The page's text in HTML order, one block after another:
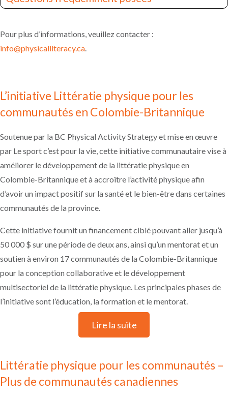
communautés?
Le programme Littératie physique pour les
communautés est un cadre d’orientation unique dont
Pourquoi Littératie physique pour les communautés
serait-elle bénéfique pour ma communauté?
Le programme Littératie physique pour les
communautés agit comme un catalyseur pour relier
permet d’améliorer les niveaux d’activité physique et
de santé au sein de la communauté.
Que devons-nous mettre en place ou établir pour
assurer la mise en œuvre de la littératie physique au
sein de notre communauté?
Un groupe de travail intersectoriel sur la littératie
pour les communautés qui représente les cinq
principaux secteurs de la santé, du sport, des loisirs et
des organismes communautaires, de l’éducation et
PLAYGroups ou équivalents. Il existe également des
groupes de travail sectoriels qui s’occupent de la
promotion de la littératie physique au sein de leur
secteur spécifique, ainsi que des groupes de travail
planification, une vision et un engagement à long
terme.
Qui compose le groupe de travail intersectoriel sur la
littératie physique pour les communautés?
Le groupe de travail sur la littératie physique pour les
communautés est composé de champions
communautaires qui s’investissent dans le domaine de
la littératie physique. Le document (
aperçu des membres clés qui doivent s’asseoir à la
table. Les capacités de chaque communauté varient
selon les secteurs, mais il est important d’avoir 2 à 3
représentants par secteur (soit 10 à 15 personnes au
Pour plus d’informations, veuillez contacter :
info@physicalliteracy.ca
L’initiative Littératie physique pour les
communautés en Colombie-Britannique
Soutenue par la BC Physical Activity Strategy et mise en œuvre
par Le sport c’est pour la vie, cette initiative communautaire vise à
améliorer le développement de la littératie physique en
Colombie-Britannique et à accroître l’activité physique afin
d’avoir un impact positif sur la santé et le bien-être dans certaines
communautés de la province.
Cette initiative fournit un financement ciblé pouvant aller jusqu’à
50 000 $ sur une période de deux ans, ainsi qu’un mentorat et un
soutien à environ 17 communautés de la Colombie-Britannique
pour la conception collaborative et le développement
multisectoriel de la littératie physique. Les principales phases de
l’initiative sont l’éducation, la formation et le mentorat.
Lire la suite
Littératie physique pour les communautés –
Plus de communautés canadiennes